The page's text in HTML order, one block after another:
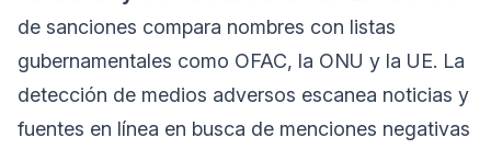
de sanciones compara nombres con listas
gubernamentales como OFAC, la ONU y la UE. La
detección de medios adversos escanea noticias y
fuentes en línea en busca de menciones negativas